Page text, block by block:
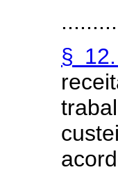
§ 12.